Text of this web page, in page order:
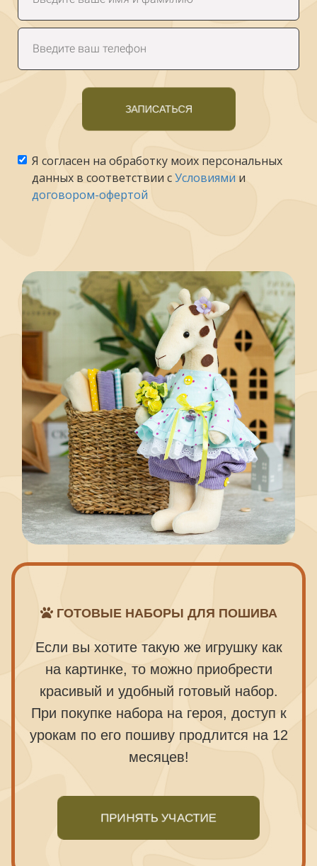
ЗАПИСАТЬСЯ
Я согласен на обработку моих персональных
данных в соответствии сУсловиями и
договором-офертой
ГОТОВЫЕ НАБОРЫ ДЛЯ ПОШИВА
Если вы хотите такую же игрушку как
на картинке, то можно приобрести
красивый и удобный готовый набор.
При покупке набора на героя, доступ к
урокам по его пошиву продлится на 12
месяцев!
ПРИНЯТЬ УЧАСТИЕ